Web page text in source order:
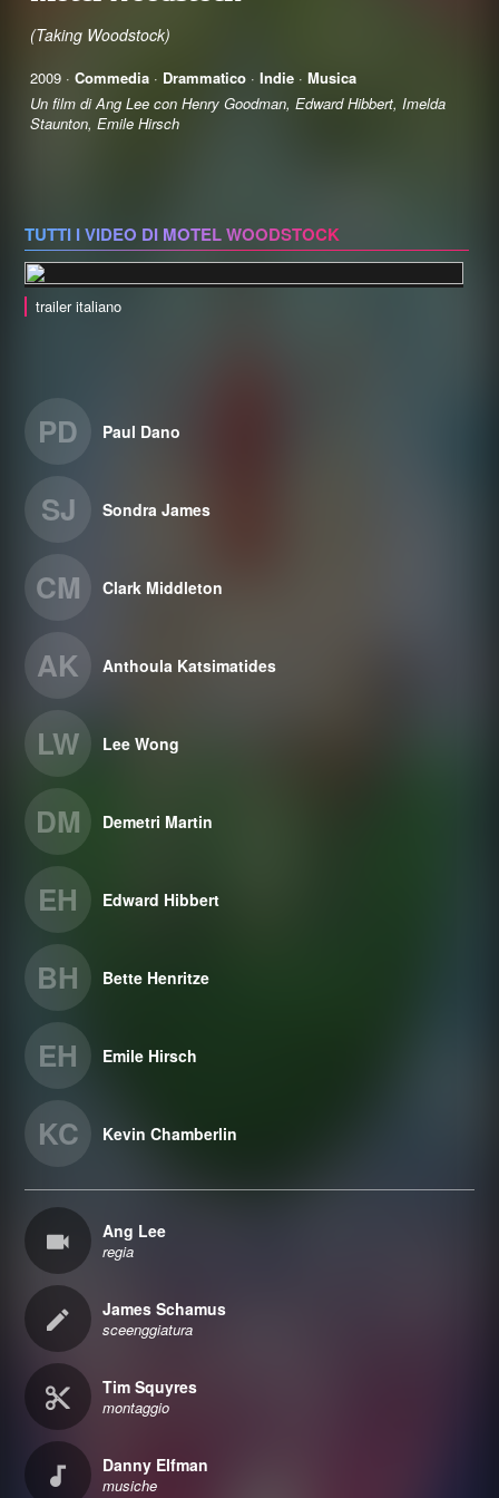
(Taking Woodstock)
2009 · Commedia· Drammatico· Indie· Musica
Un film di Ang Lee con Henry Goodman, Edward Hibbert, Imelda
Staunton, Emile Hirsch
TUTTI I VIDEO DI MOTEL WOODSTOCK
trailer italiano
PD Paul Dano
SJ Sondra James
CM Clark Middleton
AK Anthoula Katsimatides
LW Lee Wong
DM Demetri Martin
EH Edward Hibbert
BH Bette Henritze
EH Emile Hirsch
KC Kevin Chamberlin
Ang Lee
regia
James Schamus
sceenggiatura
Tim Squyres
montaggio
Danny Elfman
musiche